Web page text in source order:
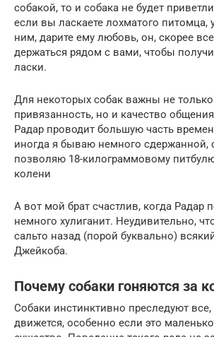
собакой, то и собака не будет
если вы ласкаете лохматого питомца,
ним, дарите ему любовь, он, скорее
держаться рядом с вами, чтобы
ласки.
Для некоторых собак важны не
привязанность, но и качество
Радар проводит большую часть
иногда я бываю немного сдержанной,
позволяю 18-килограммовому
колени
А вот мой брат счастлив, когда Радар
немного хулиганит. Неудивительно,
сальто назад (порой буквально)
Джейкоба.
Почему собаки гоняются за
Собаки инстинктивно преследуют все,
движется, особенно если это